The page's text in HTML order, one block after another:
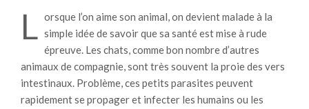
L orsque l’on aime son animal, on devient malade à la
simple idée de savoir que sa santé est mise à rude
épreuve. Les chats, comme bon nombre d’autres
animaux de compagnie, sont très souvent la proie des vers
intestinaux. Problème, ces petits parasites peuvent
rapidement se propager et infecter les humains ou les